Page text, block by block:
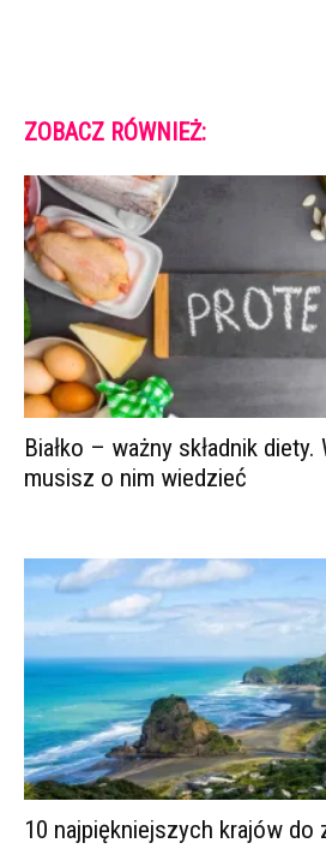
ZOBACZ RÓWNIEŻ:
Białko – ważny składnik
musisz o nim wiedzieć
10 najpiękniejszych krajów do